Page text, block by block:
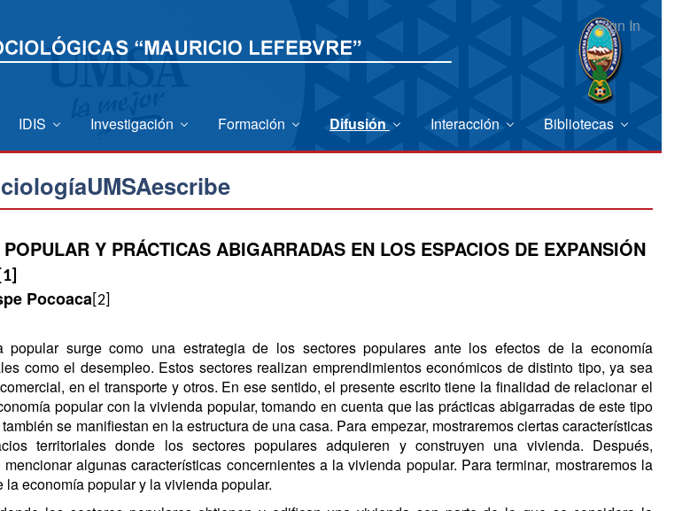
Sign In
IDIS Investigación Formación Difusión Interacción Bibliotecas
Y PRÁCTICAS ABIGARRADAS EN LOS ESPACIOS DE EXPANSIÓN
[1]
Pocoaca[2]
popular surge como una estrategia de los sectores populares ante los efectos de la economía
como el desempleo. Estos sectores realizan emprendimientos económicos de distinto tipo, ya sea
en el transporte y otros. En ese sentido, el presente escrito tiene la finalidad de relacionar el
popular con la vivienda popular, tomando en cuenta que las prácticas abigarradas de este tipo
se manifiestan en la estructura de una casa. Para empezar, mostraremos ciertas características
territoriales donde los sectores populares adquieren y construyen una vivienda. Después,
algunas características concernientes a la vivienda popular. Para terminar, mostraremos la
la economía popular y la vivienda popular.